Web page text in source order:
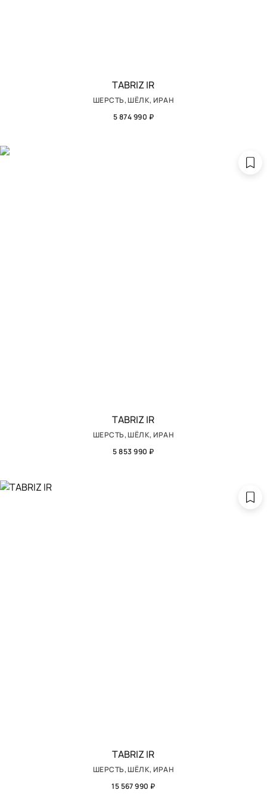
TABRIZ IR
ШЕРСТЬ, ШЁЛК, ИРАН
5 874 990 ₽
TABRIZ IR
ШЕРСТЬ, ШЁЛК, ИРАН
5 853 990 ₽
TABRIZ IR
ШЕРСТЬ, ШЁЛК, ИРАН
15 567 990 ₽